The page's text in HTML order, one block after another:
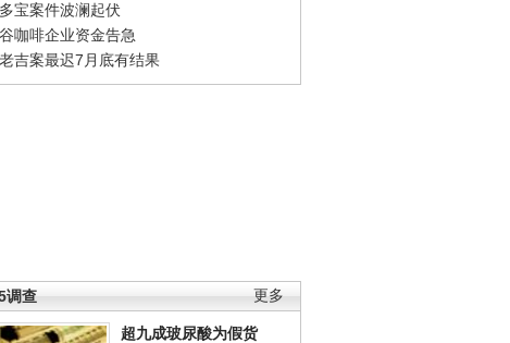
宝案件波澜起伏
咖啡企业资金告急
吉案最迟7月底有结果
更多
调查
超九成玻尿酸为假货